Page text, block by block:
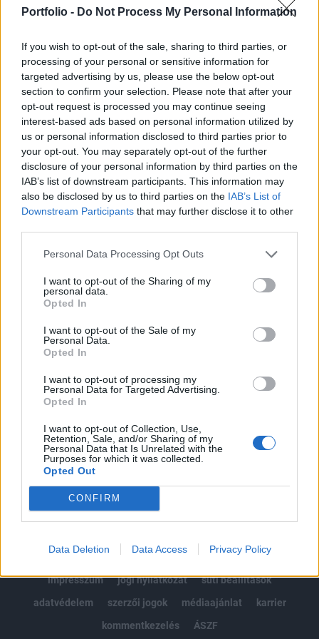
Portfolio - Do Not Process My Personal Information
If you wish to opt-out of the sale, sharing to third parties, or
processing of your personal or sensitive information for
targeted advertising by us, please use the below opt-out
section to confirm your selection. Please note that after your
opt-out request is processed you may continue seeing
interest-based ads based on personal information utilized by
us or personal information disclosed to third parties prior to
your opt-out. You may separately opt-out of the further
disclosure of your personal information by third parties on the
IAB’s list of downstream participants. This information may
also be disclosed by us to third parties on the IAB’s List of
Downstream Participants that may further disclose it to other
Personal Data Processing Opt Outs
I want to opt-out of the Sharing of my
personal data.
Opted In
I want to opt-out of the Sale of my
Personal Data.
Opted In
I want to opt-out of processing my
Personal Data for Targeted Advertising.
Opted In
I want to opt-out of Collection, Use,
Retention, Sale, and/or Sharing of my
Personal Data that Is Unrelated with the
Purposes for which it was collected.
Opted Out
CONFIRM
Data Deletion Data Access Privacy Policy
részlegének) befektetési igazgatója.
Az oka annak, hogy optimisták vagyunk az arannyal
kapcsolatban, a világ legfontosabb devizáinak hiányzó
megbízhatósága - fogalmazott Gary Dugan a Bloomberg
tudósítása szerint. A nemesfém piacán jelenleg a
feltörekvő jegybankok a nagy vásárlók, de ezen felül a
befektetési jellegű kereslet is további igényt támaszthat
majd. Az emberek ugyanis továbbra is vonzódni fognak az
arany...
KEDVES OLVASÓNK!
tartozik, melynek olvasása előfizetéses
regisztrációhoz kötött.
Az előfizetés a következőket tartalmazza:
Kötéslisták: BÉT elmúlt 2 év napon belüli
kötéslistái
Előfizetés
MÁR ELŐFIZETŐNK VAGY?BEJELENTKEZÉS
impresszum
jogi nyilatkozat
süti beállítások
adatvédelem
szerzői jogok médiaajánlat
karrier
kommentkezelés
ÁSZF